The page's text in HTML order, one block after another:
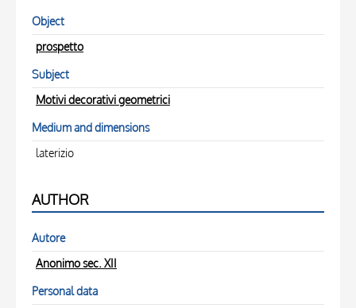
Object
prospetto
Subject
Motivi decorativi geometrici
Medium and dimensions
laterizio
AUTHOR
Autore
Anonimo sec. XII
Personal data